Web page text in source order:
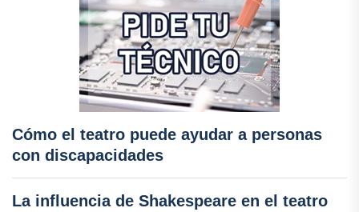
Cómo el teatro puede ayudar a personas
con discapacidades
La influencia de Shakespeare en el teatro